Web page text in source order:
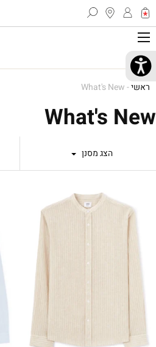
ראשי-
What's New
What's New
הצג מסנן